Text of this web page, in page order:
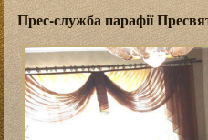
Прес-служба парафії